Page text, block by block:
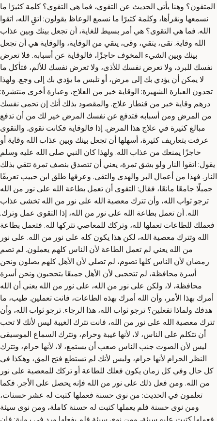
المتقون؟ وهنا يأتي الحديث عن التقوى، فما هي التقوى؟ كلمة كثيرًا ما
نسمعها ونقرأها، وكلمة كثيرًا ما نسمع الوعاظ يقولون: اتقِ الله، اتقوا
الله. فما هي التقوى؟ هي أمر بسيط للغاية، أن تجعل بينك وبين عذاب
الله وقاية. تقى، يتقي، وقى، يتقي من الوقاية، والوقاية هي أن تجعل
بينك وبين الشيء المخوف حاجزًا، فالوقاية عن أسبابه. فلا تعرض
نفسك للبرد، ولا تعرض نفسك للأذى، ولا تعرض نفسك للألم، فتأكل ما
لا يمكن أن يؤدي بك إلى مرض، أو تلبس ما يؤدي بك إلى وجع. ولهذا
تجدون العبارة الشهيرة: الوقاية خير من العلاج، وعبارة أخرى منتشرة:
درهم وقاية خير من قنطار علاج. والمقصود بذلك أنك إن تحمي نفسك
من المرض ومن أسبابه فتدفع عن نفسك المرض خير لك من أن تدفع
مبالغ كثيرة في علاج هذا المرض. إذا فالوقاية فكانت تقوى. والتقوى
عرفت بتعاريف كثيرة، أسهلها أن تجعل بينك وبين عذاب الله وقاية أو
حاجزًا يمنعك من عذاب الله. ولهذا كان النبي صلى الله عليه وسلم
يقول: اتقوا النار ولو بشق تمرة، يعني أن تتصدق بنصف تمرة تتقي بذلك
النار. فهذا من أعمال البر والهدى والتقى. وعرفها طلق ابن حبيب تعريفًا
جميلًا جامعًا مانعًا، فقال: التقوى أن تعمل بطاعة الله على نور من الله
ترجو ثواب الله، وأن تترك معصية الله على نور من الله تخشى عذاب
الله. أن تعمل بطاعة الله على نور من الله، إذا التقوى عمل وترك.
فعملك للطاعات تعملها لله، وتركك للمعاصي تتركها لله. فتعمل بطاعة
الله وتترك معصية الله، لكن هذا يكون كله على نور من الله. على نور
من الله يعني لم تعمل الطاعة لأن الناس كلهم يعملون. لم تصم
رمضان لأن الناس كلها تصوم، لم تصلي لأن الأهل كلهم يصلون ونحن
أسرة محافظة، لم تتحجبي لأن الأهل جميعًا يتحجبون ونحن أسرة
محافظة، لا، ولكن على نور من الله، على نور من الله يعني أن الله
أمرك بهذا الأمر، وأن الله أمرك بهذه الطاعات، فانت تعملين. طيب، ما
هدفك ولماذا تفعلين؟ ترجو ثواب الله، هذا الرجاء. ترجو ثواب الله، وأن
تترك معصية الله على نور من الله، فانت تترك الغيبة ليس لأنك لا تحب
أن تتكلم على الناس، لا، لأنها غيبة وحرام، وتترك السماع الموسيقى
ليس لأن الصوت جنب الناس صعب أن يستمع، لا، لأنها حرام، وتترك
النظر الحرام لأنها حرام، وليس لأنك لم تستطع فتح المق، وهكذا في
كل حال وفي كل زمان يكون فعلك للطاعة أو تركك للمعصية على نور
من الله. ومن فعل ذلك على نور من الله فإنه يحصل على الأجر. فكما
تعلمون في الحديث: من نوى حسنة فعملها كتبت له عشر حسنات،
ومن نوى حسنة فلم يعملها كتبت له حسنة كاملة، ومن نوى سيئة